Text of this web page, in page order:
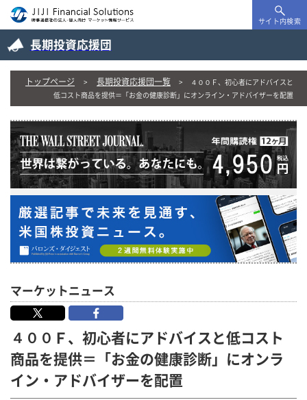
サイト内検索
長期投資応援団
トップページ 長期投資応援団一覧
４００Ｆ、初心者にアドバイスと
低コスト商品を提供＝「お金の健康診断」にオンライン・アドバイザーを配置
マーケットニュース
４００Ｆ、初心者にアドバイスと低コスト
商品を提供＝「お金の健康診断」にオンラ
イン・アドバイザーを配置